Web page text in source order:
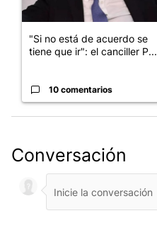
"Si no está de acuerdo se
tiene que ir": el canciller P...
10 comentarios
Conversación